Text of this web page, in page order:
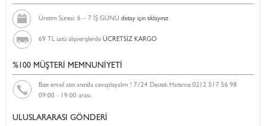
Üretim Süresi: 6 – 7 İŞ GÜNÜ detay için tıklayınız
69 TL üstü alışverişlerde ÜCRETSİZ KARGO
%100 MÜŞTERİ MEMNUNİYETİ
Bize email atın anında cevaplayalım ! 7/24 Destek Hattımız 0212 517 56 98
09:00 - 19:00 arası.
ULUSLARARASI GÖNDERİ